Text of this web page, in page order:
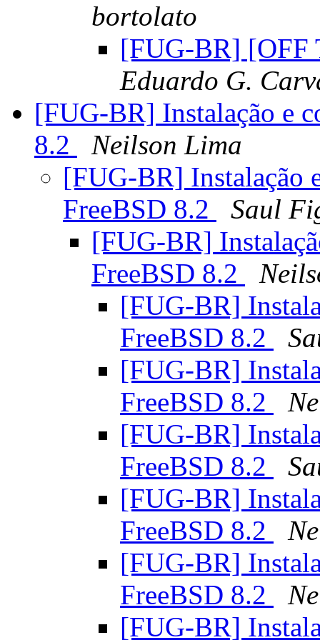
bortolato
[FUG-BR] [OFF
Eduardo G.
[FUG-BR] Instalação e
8.2
Neilson Lima
[FUG-BR] Instalação
FreeBSD 8.2
Saul
[FUG-BR]
FreeBSD 8.2
[FUG-BR]
FreeBSD 8.2
[FUG-BR]
FreeBSD 8.2
[FUG-BR]
FreeBSD 8.2
[FUG-BR]
FreeBSD 8.2
[FUG-BR]
FreeBSD 8.2
[FUG-BR]